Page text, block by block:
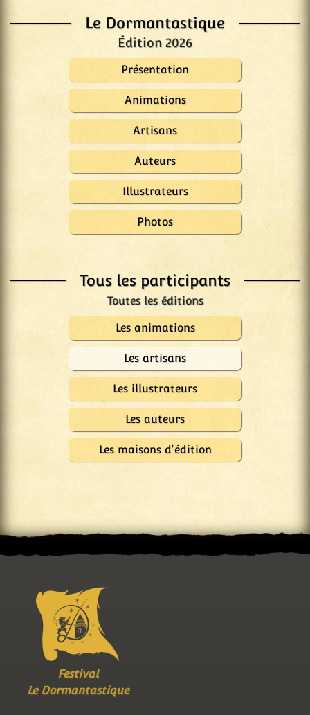
Le Dormantastique
Édition 2026
Présentation
Animations
Artisans
Auteurs
Illustrateurs
Photos
Tous les participants
Les animations
Les artisans
Les illustrateurs
Les auteurs
Les maisons d'édition
Festival
Le Dormantastique